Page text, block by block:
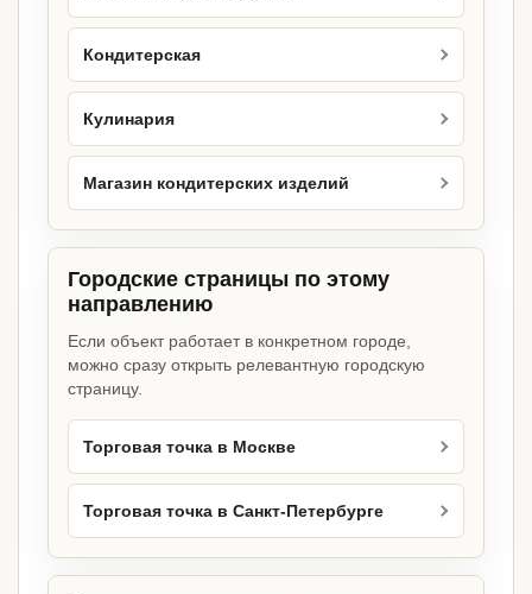
Кондитерская
Кулинария
Магазин кондитерских изделий
Городские страницы по этому
направлению
Если объект работает в конкретном городе,
можно сразу открыть релевантную городскую
страницу.
Торговая точка в Москве
Торговая точка в Санкт-Петербурге